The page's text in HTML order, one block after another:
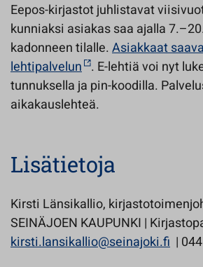
Eepos-kirjastot juhlistavat
kunniaksi asiakas saa ajalla
kadonneen tilalle.Asiakkaat
lehtipalvelun . E-lehtiä voi nyt
tunnuksella ja pin-koodilla.
aikakauslehteä.
Lisätietoja
Kirsti Länsikallio,
SEINÄJOEN KAUPUNKI |
kirsti.lansikallio@seinajoki.fi |